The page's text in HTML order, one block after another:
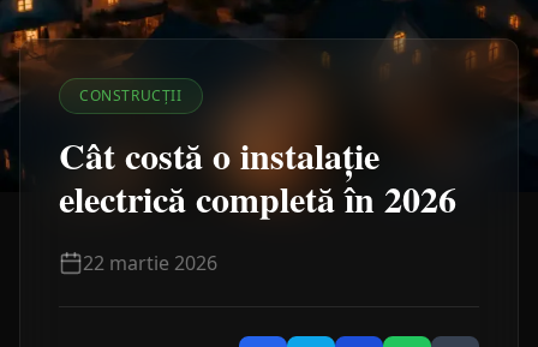
CONSTRUCȚII
Cât costă o instalație
electrică completă în 2026
22 martie 2026